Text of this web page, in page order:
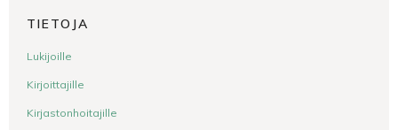
TIETOJA
Lukijoille
Kirjoittajille
Kirjastonhoitajille